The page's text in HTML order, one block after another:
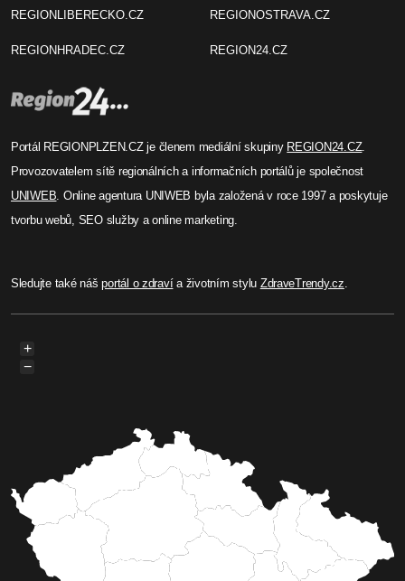
REGIONLIBERECKO.CZ
REGIONHRADEC.CZ
REGIONOSTRAVA.CZ
REGION24.CZ
Portál REGIONPLZEN.CZ je členem mediální skupiny REGION24.CZ.
Provozovatelem sítě regionálních a informačních portálů je společnost
UNIWEB. Online agentura UNIWEB byla založená v roce 1997 a poskytuje
tvorbu webů, SEO služby a online marketing.
Sledujte také nášportál o zdravía životním stylu ZdraveTrendy.cz.
+
−